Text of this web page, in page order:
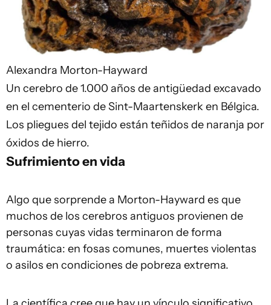
Alexandra Morton-Hayward
Un cerebro de 1.000 años de antigüedad excavado
en el cementerio de Sint-Maartenskerk en Bélgica.
Los pliegues del tejido están teñidos de naranja por
óxidos de hierro.
Sufrimiento en vida
Algo que sorprende a Morton-Hayward es que
muchos de los cerebros antiguos provienen de
personas cuyas vidas terminaron de forma
traumática: en fosas comunes, muertes violentas
o asilos en condiciones de pobreza extrema.